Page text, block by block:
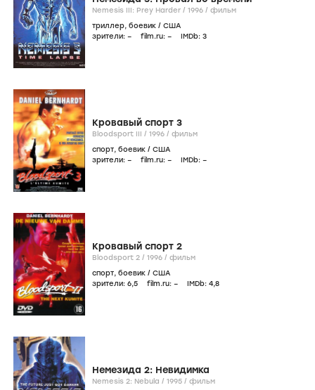
Nemesis III: Prey Harder / 1996 / фильм
триллер, боевик / США
зрители: – film.ru: – IMDb: 3
Кровавый спорт 3
Bloodsport III / 1996 / фильм
спорт, боевик / США
зрители: – film.ru: – IMDb: –
Кровавый спорт 2
Bloodsport 2 / 1996 / фильм
спорт, боевик / США
зрители: 6,5 film.ru: – IMDb: 4,8
Немезида 2: Невидимка
Nemesis 2: Nebula / 1995 / фильм